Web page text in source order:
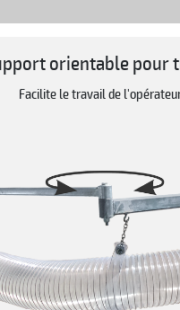
orientable pour
Facilite le travail de